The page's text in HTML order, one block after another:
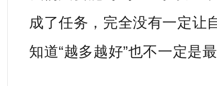
成了任务，完全没有一定让
知道“越多越好”也不一定是